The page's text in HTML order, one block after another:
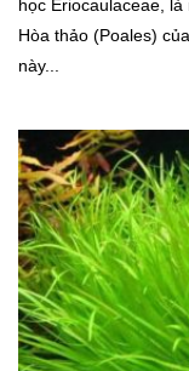
học Eriocaulaceae,
Hòa thảo (Poales)
này...